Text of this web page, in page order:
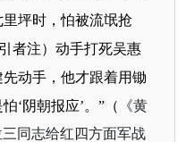
坪时，怕被流氓抢
引者注）动手打死吴惠
动手，他才跟着用锄
‘阴朝报应’。”（
《黄
同志给红四方面军战